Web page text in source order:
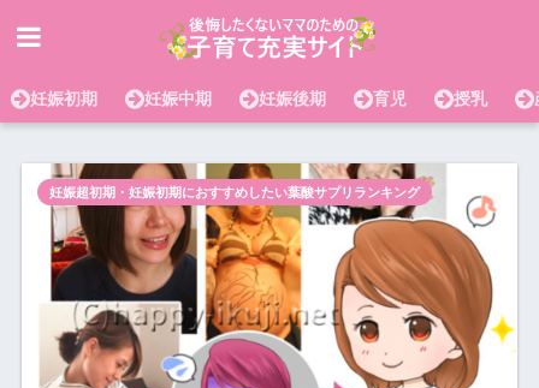
妊娠初期 妊娠中期 妊娠後期 育児 授乳
妊娠超初期・妊娠初期におすすめしたい葉酸サプリランキング